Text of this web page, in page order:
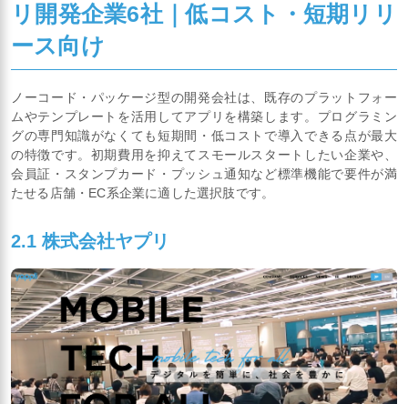
リ開発企業6社｜低コスト・短期リリ
ース向け
ノーコード・パッケージ型の開発会社は、既存のプラットフォー
ムやテンプレートを活用してアプリを構築します。プログラミン
グの専門知識がなくても短期間・低コストで導入できる点が最大
の特徴です。初期費用を抑えてスモールスタートしたい企業や、
会員証・スタンプカード・プッシュ通知など標準機能で要件が満
たせる店舗・EC系企業に適した選択肢です。
2.1 株式会社ヤプリ